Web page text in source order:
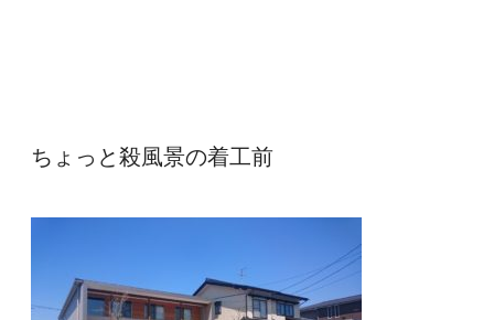
ちょっと殺風景の着工前